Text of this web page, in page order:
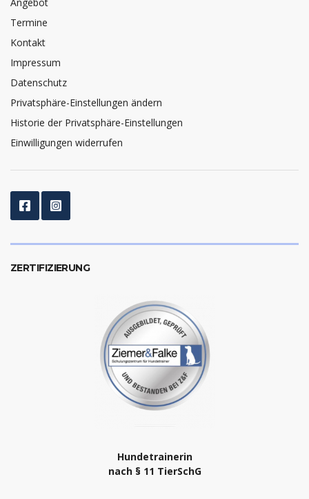
Termine
Kontakt
Impressum
Datenschutz
Privatsphäre-Einstellungen ändern
Historie der Privatsphäre-Einstellungen
Einwilligungen widerrufen
ZERTIFIZIERUNG
Hundetrainerin
nach § 11 TierSchG